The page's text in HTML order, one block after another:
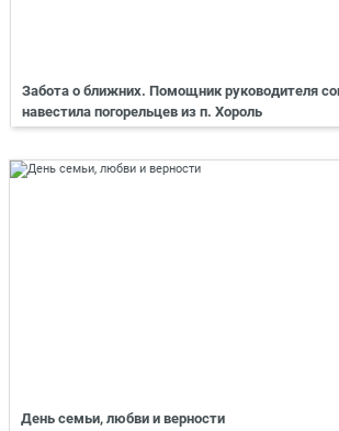
Забота о ближних. Помощник руководителя
навестила погорельцев из п. Хороль
День семьи, любви и верности